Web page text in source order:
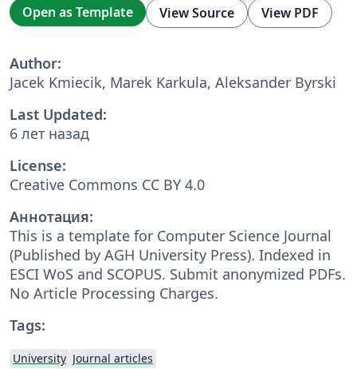
Open as Template View Source View PDF
Author:
Jacek Kmiecik, Marek Karkula, Aleksander Byrski
Last Updated:
6 лет назад
License:
Creative Commons CC BY 4.0
Аннотация:
This is a template for Computer Science Journal
(Published by AGH University Press). Indexed in
ESCI WoS and SCOPUS. Submit anonymized PDFs.
No Article Processing Charges.
Tags:
University Journal articles